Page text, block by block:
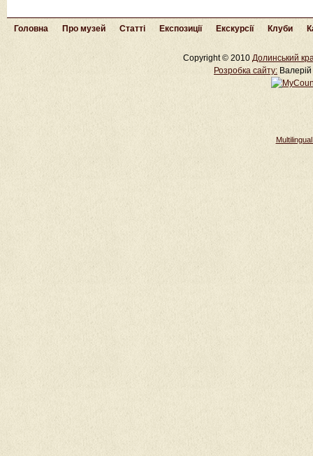
Головна Про музей Статті Експозиції Екскурсії Клуби
Copyright © 2010 Долинський
Розробка cайту: